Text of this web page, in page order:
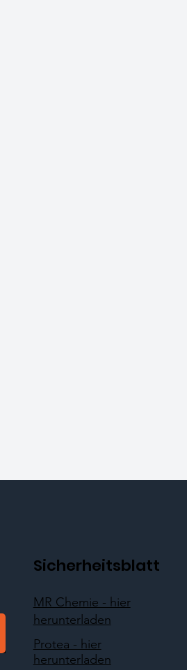
Sicherheitsblatt
MR Chemie - hier
herunterladen
Protea - hier
herunterladen